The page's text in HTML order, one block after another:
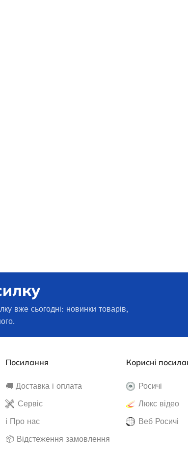
50
Бензиновий генератор EDON PT-
3800D
В наявності
вже сьогодні: новинки товарів,
Посилання
🚚 Доставка і оплата
Сервіс
ℹ️ Про нас
📦 Відстеження замовлення
Корисні
Росичі
Люкс відео
Веб Росичі